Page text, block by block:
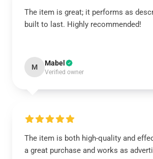
The item is great; it performs as
built to last. Highly recommended!
M Mabel
Verified owner
The item is both high-quality and
a great purchase and works as